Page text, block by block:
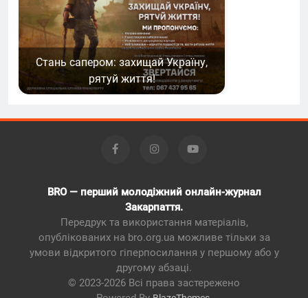
Стань сапером: захищай Україну,
рятуй життя!
BRO — перший молодіжний онлайн-журнал
Закарпаття.
Передрук та використання матеріалів,
опублікованих на bro.org.ua можливе тільки за
умови відкритого гіперпосилання у першому або у
другому абзаці.
© 2023-2026 Всі права застережено